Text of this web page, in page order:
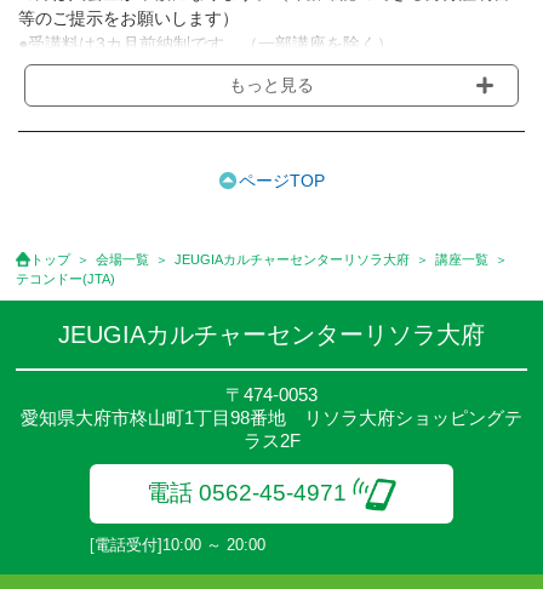
等のご提示をお願いします）
●受講料は3カ月前納制です。（一部講座を除く）
●受講料には運営費として１講座につき月額770円(税込)が含まれ
ております。また一部の講座では別途傷害保険料も含まれており
用は含まれておりません。
のでご確認ください。
●参加人数が一定に満たない場合、体験や講座開講を中止または延
期することがあります。
●その他、詳しい内容については、ご入会時にご説明をさせていた
だきます。
もっと見る
ページTOP
トップ 会場一覧 JEUGIAカルチャーセンターリソラ大府
講座一覧
テコンドー(JTA)
JEUGIAカルチャーセンターリソラ大府
〒474-0053
愛知県大府市柊山町1丁目98番地 リソラ大府ショッピングテ
ラス2F
電話 0562-45-4971
[電話受付]10:00 ～ 20:00